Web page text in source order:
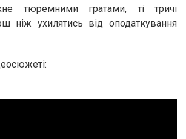
тюремними гратами, ті тричі
ніж ухилятись від оподаткування